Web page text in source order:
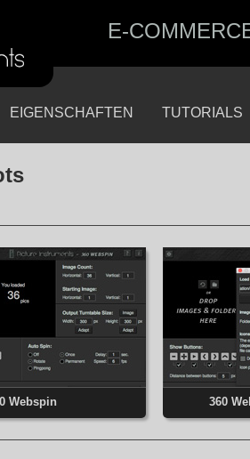
E-
EIGENSCHAFTEN TUTORIALS
Webspin 360